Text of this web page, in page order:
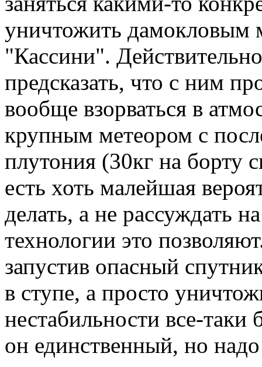
уничтожить дамокловым
"Кассини".
предсказать, что с ним
вообще взорваться в
крупным метеором с
плутония (30кг на борту
есть хоть малейшая
делать, а не рассуждать
технологии это
запустив опасный
в ступе, а просто
нестабильности все-
он единственный, но